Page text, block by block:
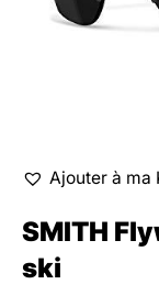
Ajouter à ma
SMITH
ski